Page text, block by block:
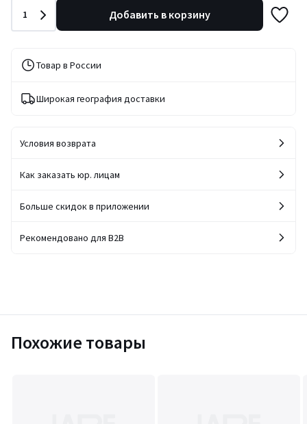
Количество
1 Добавить в корзину
Товар в России
Широкая география доставки
Условия возврата
Как заказать юр. лицам
Больше скидок в приложении
Рекомендовано для B2B
Похожие товары